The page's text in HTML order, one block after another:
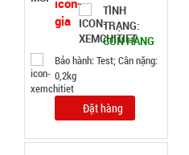
TÌNH
TRẠNG:
CÒN HÀNG
Bảo hành: Test; Cân nặng:
0,2kg
Đặt hàng